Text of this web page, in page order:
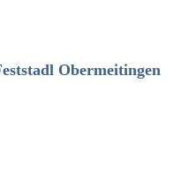
Obermeitingen